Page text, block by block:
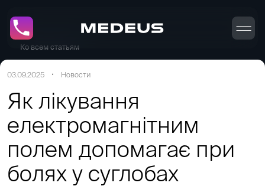
Ко всем статьям
03.09.2025 Новости
Як лікування
електромагнітним
полем допомагає при
болях у суглобах